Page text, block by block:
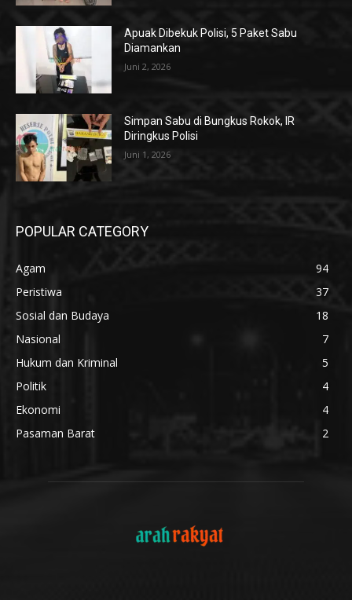
Apuak Dibekuk Polisi, 5 Paket Sabu
Diamankan
Juni 2, 2026
Simpan Sabu di Bungkus Rokok, IR
Diringkus Polisi
Juni 1, 2026
POPULAR CATEGORY
Agam
94
Peristiwa
37
Sosial dan Budaya
18
Nasional
7
Hukum dan Kriminal
5
Politik
4
Ekonomi
4
Pasaman Barat
2